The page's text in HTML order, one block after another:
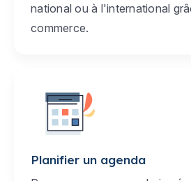
national ou à l'international
commerce.
Planifier un agenda